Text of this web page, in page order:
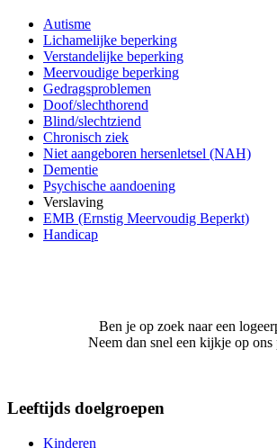
Autisme
Lichamelijke beperking
Verstandelijke beperking
Meervoudige beperking
Gedragsproblemen
Doof/slechthorend
Blind/slechtziend
Chronisch ziek
Niet aangeboren hersenletsel (NAH)
Dementie
Psychische aandoening
Verslaving
EMB (Ernstig Meervoudig Beperkt)
Handicap
Ben je op zoek naar een
Neem dan snel een kijkje op ons
Leeftijds doelgroepen
Kinderen